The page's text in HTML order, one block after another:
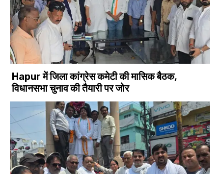
Hapur में जिला कांग्रेस कमेटी की मासिक बैठक,
विधानसभा चुनाव की तैयारी पर जोर